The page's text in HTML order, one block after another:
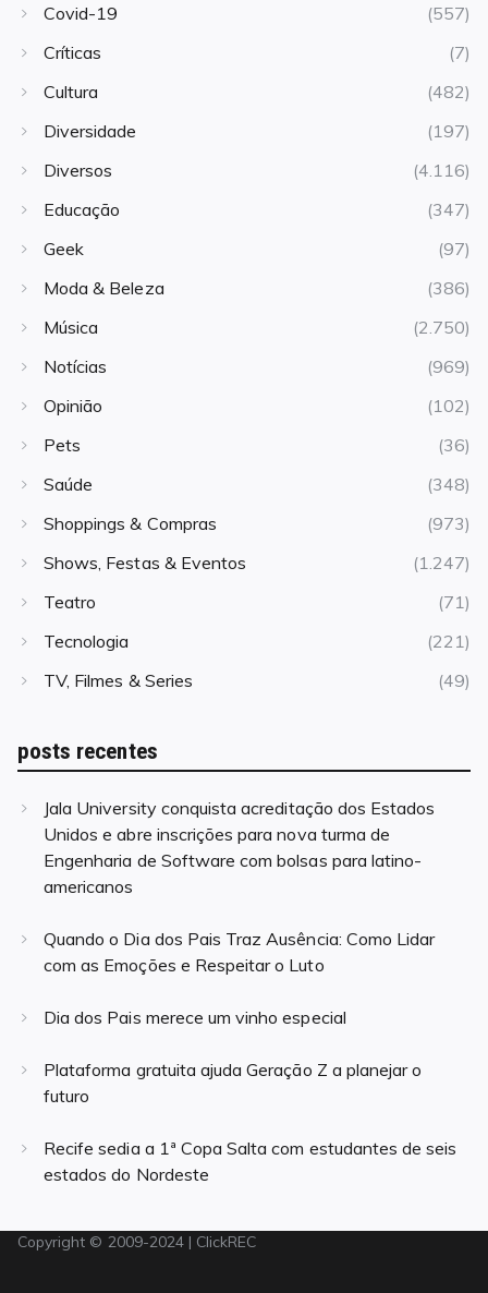
Covid-19
(557)
Críticas
(7)
Cultura
(482)
Diversidade
(197)
Diversos
(4.116)
Educação
(347)
Geek
(97)
Moda & Beleza
(386)
Música
(2.750)
Notícias
(969)
Opinião
(102)
Pets
(36)
Saúde
(348)
Shoppings & Compras
(973)
Shows, Festas & Eventos
(1.247)
Teatro
(71)
Tecnologia
(221)
TV, Filmes & Series
(49)
posts recentes
Jala University conquista acreditação dos Estados
Unidos e abre inscrições para nova turma de
Engenharia de Software com bolsas para latino-
americanos
Quando o Dia dos Pais Traz Ausência: Como Lidar
com as Emoções e Respeitar o Luto
Dia dos Pais merece um vinho especial
Plataforma gratuita ajuda Geração Z a planejar o
futuro
Recife sedia a 1ª Copa Salta com estudantes de seis
estados do Nordeste
Copyright © 2009-2024 | ClickREC